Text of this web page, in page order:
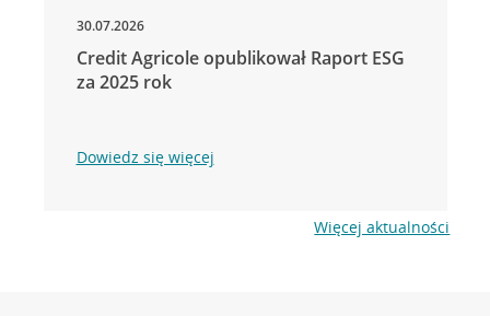
30.07.2026
Credit Agricole opublikował Raport ESG
za 2025 rok
Dowiedz się więcej
Więcej aktualności